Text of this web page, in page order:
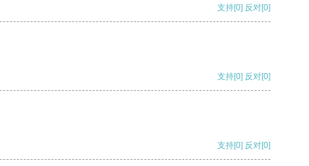
支持[0] 反对[0]
支持[0] 反对[0]
支持[0] 反对[0]